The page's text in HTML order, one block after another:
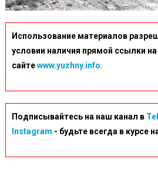
Использование материалов
условии наличия прямой ссылки
сайтеwww.yuzhny.info.
Подписывайтесь на наш канал в
Instagram - будьте всегда в курсе